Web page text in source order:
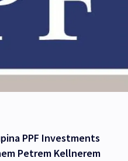
PPF Investments
Petrem Kellnerem